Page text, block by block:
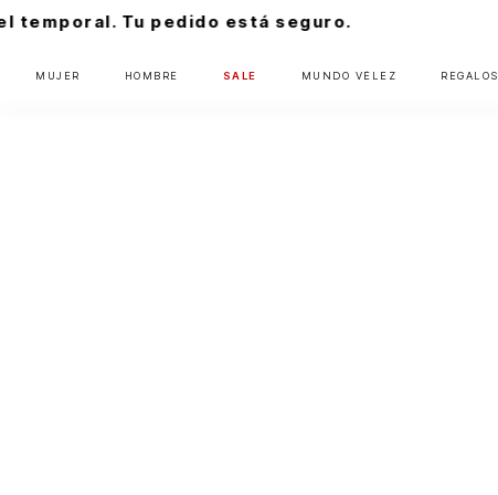
seguro.
MUJER HOMBRE SALE MUNDO VÉLEZ REGALOS